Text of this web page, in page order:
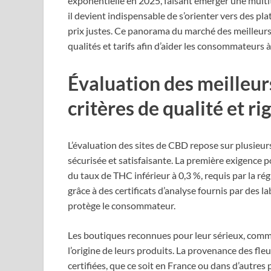
il devient indispensable de s’orienter vers des
prix justes. Ce panorama du marché des
qualités et tarifs afin d’aider les consommateurs
Évaluation des
critères de qualité et
L’évaluation des sites de CBD repose sur
sécurisée et satisfaisante. La première
du taux de THC inférieur à 0,3 %, requis par la
grâce à des certificats d’analyse fournis par des
protège le consommateur.
Les boutiques reconnues pour leur sérieux,
l’origine de leurs produits. La provenance des
certifiées, que ce soit en France ou dans